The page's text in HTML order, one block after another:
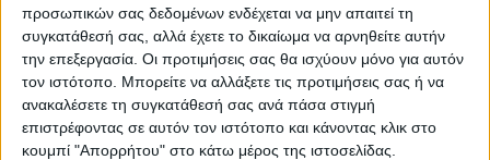
προσωπικών σας δεδομένων ενδέχεται να μην απαιτεί τη
συγκατάθεσή σας, αλλά έχετε το δικαίωμα να αρνηθείτε αυτήν
την επεξεργασία. Οι προτιμήσεις σας θα ισχύουν μόνο για αυτόν
τον ιστότοπο. Μπορείτε να αλλάξετε τις προτιμήσεις σας ή να
ανακαλέσετε τη συγκατάθεσή σας ανά πάσα στιγμή
επιστρέφοντας σε αυτόν τον ιστότοπο και κάνοντας κλικ στο
κουμπί "Απορρήτου" στο κάτω μέρος της ιστοσελίδας.
«Αφού αποψίλωσαν τη ζούγκλα, οι
εγκληματίες έβαλαν φωτιές για να
καθαρίσουν τα οργανικά που είχαν
συγκεντρωθεί (…) Στο τέλος του μήνα
(Οκτωβρίου) με την άφιξη των βροχών, ο